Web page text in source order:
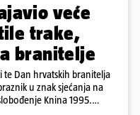
veće
trake,
branitelje
te Dan hrvatskih branitelja
u znak sjećanja na
Knina 1995.